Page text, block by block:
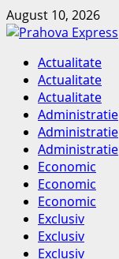
Skip
to
August 10, 2026
Primary
Menu
Actualitate
Actualitate
Actualitate
Administratie
Administratie
Administratie
Economic
Economic
Economic
Exclusiv
Exclusiv
Exclusiv